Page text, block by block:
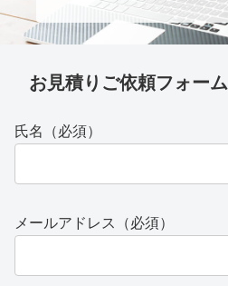
お見積りご依頼フォーム
氏名（必須）
メールアドレス（必須）